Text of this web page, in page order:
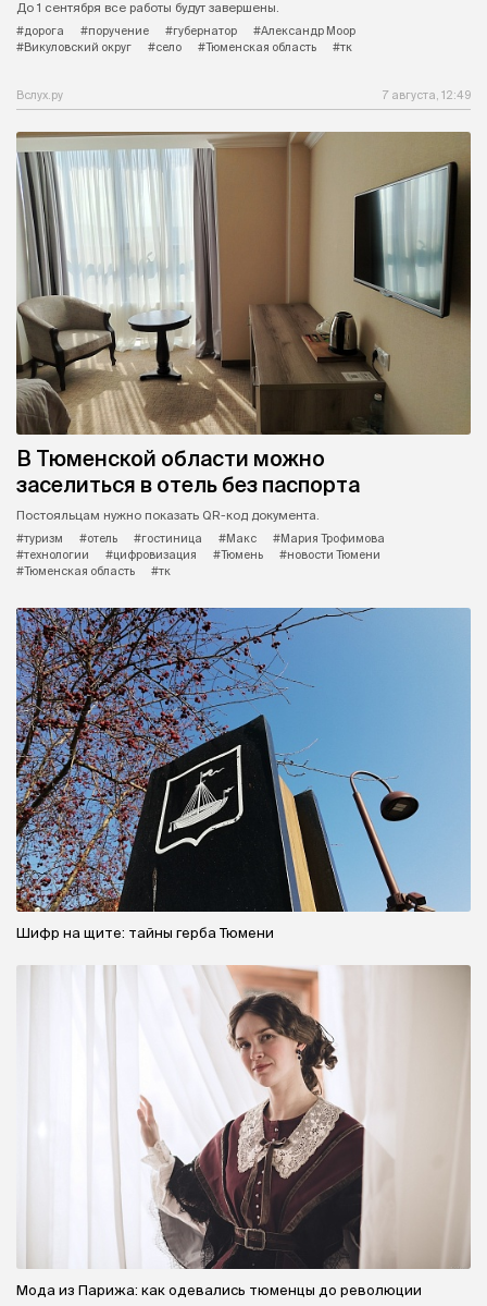
До 1 сентября все работы будут завершены.
#дорога
#поручение #губернатор
#Александр Моор
#Викуловский округ
#село #Тюменская область #тк
Вслух.ру 7 августа, 12:49
В Тюменской области можно
заселиться в отель без паспорта
Постояльцам нужно показать QR-код документа.
#туризм
#отель #гостиница #Макс
#Мария Трофимова
#технологии
#цифровизация #Тюмень
#новости Тюмени
#Тюменская область
#тк
Шифр на щите: тайны герба Тюмени
Мода из Парижа: как одевались тюменцы до революции